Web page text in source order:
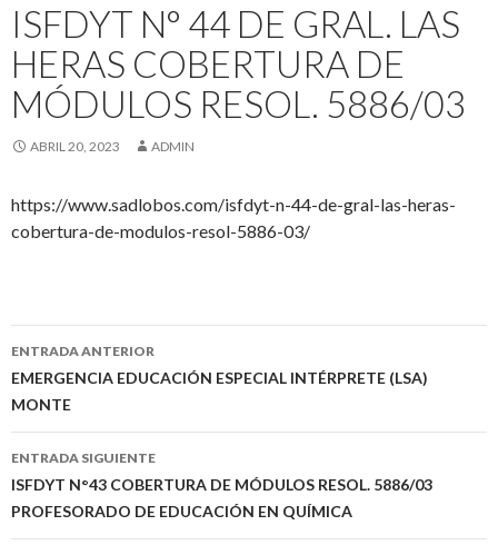
ISFDYT N° 44 DE GRAL. LAS
HERAS COBERTURA DE
MÓDULOS RESOL. 5886/03
ABRIL 20, 2023 ADMIN
https://www.sadlobos.com/isfdyt-n-44-de-gral-las-heras-
cobertura-de-modulos-resol-5886-03/
Navegación
de
entradas
ENTRADA ANTERIOR
EMERGENCIA EDUCACIÓN ESPECIAL INTÉRPRETE (LSA)
MONTE
ENTRADA SIGUIENTE
ISFDYT N°43 COBERTURA DE MÓDULOS RESOL. 5886/03
PROFESORADO DE EDUCACIÓN EN QUÍMICA